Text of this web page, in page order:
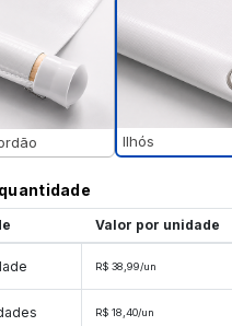
Ilhós
Valor por unidade
1 unidadeR$ 38,99/un
5 unidadesR$ 18,40/un